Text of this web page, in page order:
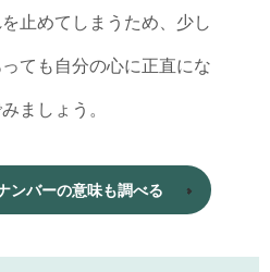
止めてしまうため、少し
ても自分の心に正直にな
ましょう。
ンバーの意味も調べる